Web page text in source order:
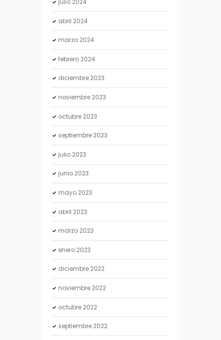
julio 2024
abril 2024
marzo 2024
febrero 2024
diciembre 2023
noviembre 2023
octubre 2023
septiembre 2023
julio 2023
junio 2023
mayo 2023
abril 2023
marzo 2023
enero 2023
diciembre 2022
noviembre 2022
octubre 2022
septiembre 2022